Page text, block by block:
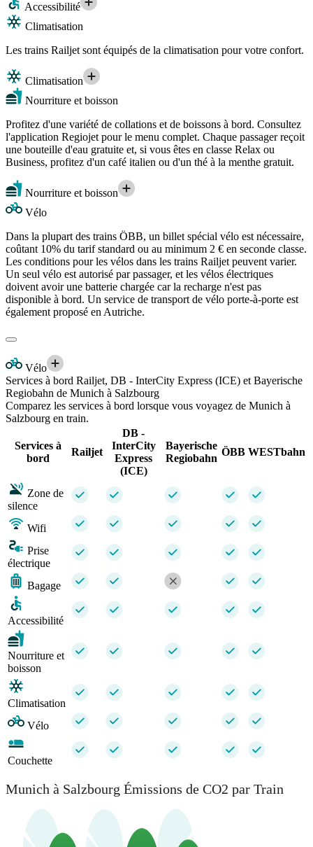
Accessibilité
Climatisation
Les trains Railjet sont équipés de la climatisation pour votre confort.
Climatisation
Nourriture et boisson
Profitez d'une variété de collations et de boissons à bord. Consultez
l'application Regiojet pour le menu complet. Chaque passager reçoit
une bouteille d'eau gratuite et, si vous êtes en classe Relax ou
Business, profitez d'un café italien ou d'un thé à la menthe gratuit.
Nourriture et boisson
Vélo
Dans la plupart des trains ÖBB, un billet spécial vélo est nécessaire,
coûtant 10% du tarif standard ou au minimum 2 € en seconde classe.
Les conditions pour les vélos dans les trains Railjet peuvent varier.
Un seul vélo est autorisé par passager, et les vélos électriques
doivent avoir une batterie chargée car la recharge n'est pas
disponible à bord. Un service de transport de vélo porte-à-porte est
également proposé en Autriche.
Vélo
Services à bord Railjet, DB - InterCity Express (ICE) et Bayerische
Regiobahn de Munich à Salzbourg
Comparez les services à bord lorsque vous voyagez de Munich à
Salzbourg en train.
Services à
bord
Railjet
DB -
InterCity
Express
(ICE)
Bayerische
Regiobahn
ÖBB WESTbahn
Zone de
silence
Wifi
Prise
électrique
Bagage
Accessibilité
Nourriture et
boisson
Climatisation
Vélo
Couchette
Munich à Salzbourg Émissions de CO2 par Train